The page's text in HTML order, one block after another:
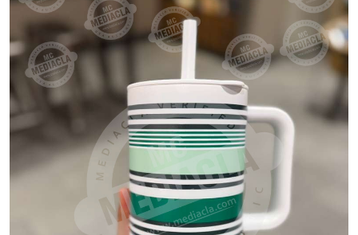
VER PRODUCTO